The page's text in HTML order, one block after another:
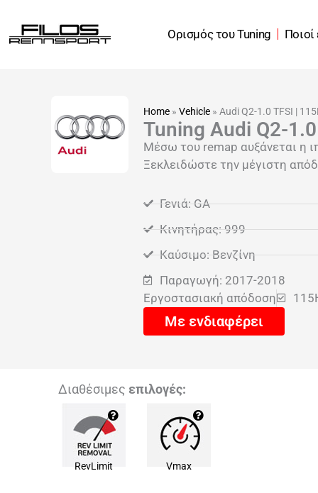
περιεχόμενο
Ορισμός του Tuning Ποιοί
Home » Vehicle » Audi Q2-1.0 TFSI |
Tuning Audi Q2-
Μέσω του remap αυξάνεται η
Ξεκλειδώστε την μέγιστη
Γενιά: GA
Κινητήρας: 999
Καύσιμο: Βενζίνη
Παραγωγή: 2017-2018
Εργοστασιακή απόδοση
Με ενδιαφέρει
Διαθέσιμες επιλογές:
RevLimit Vmax